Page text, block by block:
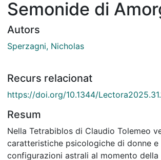
Semonide di
Autors
Sperzagni, Nicholas
Recurs relacionat
https://doi.org/10.1344/
Resum
Nella Tetrabiblos di Claudio Tolemeo
caratteristiche psicologiche di donne e
configurazioni astrali al momento della